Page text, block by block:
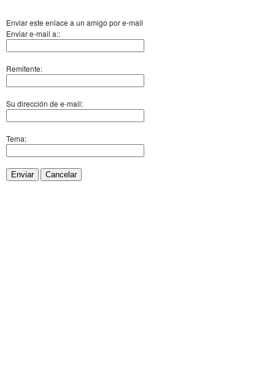
Enviar este enlace a un amigo por e-mail
Enviar e-mail a::
Remitente:
Su dirección de e-mail:
Tema:
Enviar Cancelar